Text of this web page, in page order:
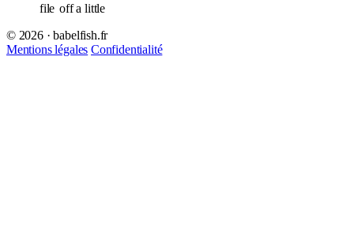
file off a little
© 2026 · babelfish.fr
Mentions légales Confidentialité